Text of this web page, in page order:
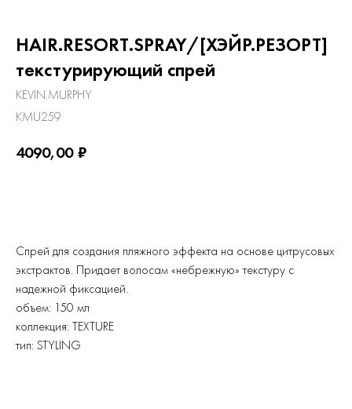
HAIR.RESORT.SPRAY/[ХЭЙР.РЕЗОРТ]
текстурирующий спрей
KEVIN.MURPHY
KMU259
4090,00 ₽
Спрей для создания пляжного эффекта на основе цитрусовых
экстрактов. Придает волосам «небрежную» текстуру с
надежной фиксацией.
объем: 150 мл
коллекция: TEXTURE
тип: STYLING